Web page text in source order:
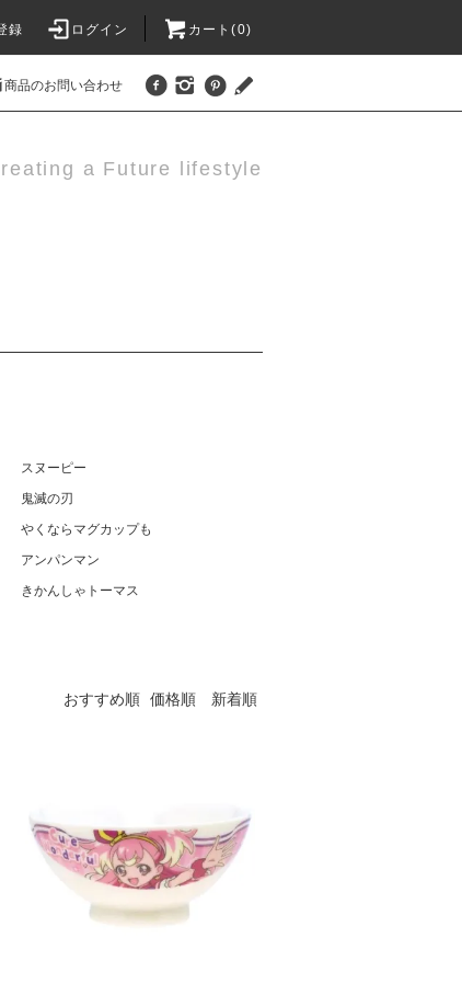
録 ログイン カート(0)
商品のお問い合わせ
a Future lifestyle
スヌーピー
鬼滅の刃
やくならマグカップも
アンパンマン
きかんしゃトーマス
おすすめ順 価格順 新着順